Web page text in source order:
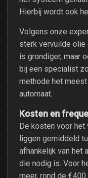
Hierbij wordt ook
Volgens onze
sterk vervuilde olie
is grondiger, maar
bij een specialist
methode het
automaat.
Kosten en
De kosten voor het
liggen gemiddeld
afhankelijk van het
die nodig is. Voor
meer, rond de